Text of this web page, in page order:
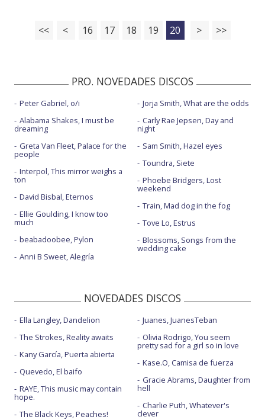
<< < 16 17 18 19 20 > >>
PRO. NOVEDADES DISCOS
Peter Gabriel, o/i
Alabama Shakes, I must be
dreaming
Greta Van Fleet, Palace for the
people
Interpol, This mirror weighs a
ton
David Bisbal, Eternos
Ellie Goulding, I know too
much
beabadoobee, Pylon
Anni B Sweet, Alegría
Jorja Smith, What are the odds
Carly Rae Jepsen, Day and
night
Sam Smith, Hazel eyes
Toundra, Siete
Phoebe Bridgers, Lost
weekend
Train, Mad dog in the fog
Tove Lo, Estrus
Blossoms, Songs from the
wedding cake
NOVEDADES DISCOS
Ella Langley, Dandelion
The Strokes, Reality awaits
Kany García, Puerta abierta
Quevedo, El baifo
RAYE, This music may contain
hope.
The Black Keys, Peaches!
Juanes, JuanesTeban
Olivia Rodrigo, You seem
pretty sad for a girl so in love
Kase.O, Camisa de fuerza
Gracie Abrams, Daughter from
hell
Charlie Puth, Whatever's
clever